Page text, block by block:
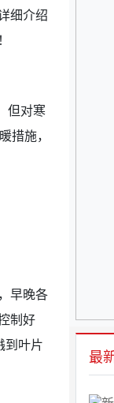
细介绍
但对寒
措施，
早晚各
制好
到叶片
最